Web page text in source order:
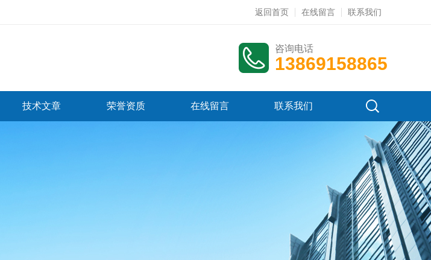
返回首页 在线留言 联系我们
咨询电话
13869158865
技术文章 荣誉资质 在线留言 联系我们